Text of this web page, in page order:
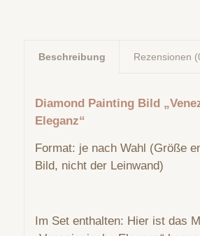
Beschreibung Rezensionen
Diamond Painting Bild
Eleganz“
Format: je nach Wahl (Größe
Bild, nicht der Leinwand)
Im Set enthalten: Hier ist das